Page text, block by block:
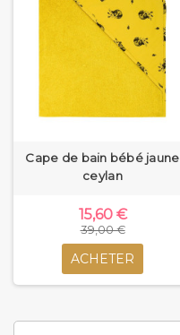
Cape de bain bébé jaune
ceylan
15,60 €
39,00 €
ACHETER